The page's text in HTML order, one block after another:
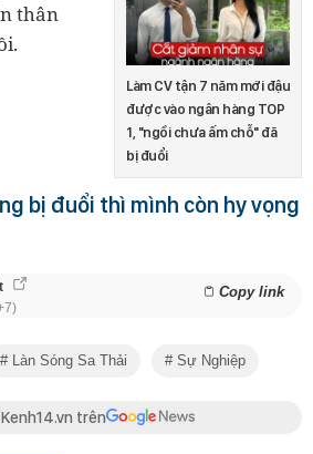
Làm CV tận 7 năm mới đậu
được vào ngân hàng TOP
1, "ngồi chưa ấm chỗ" đã
bị đuổi
thân
bị đuổi thì mình còn hy vọng
Copy link
Làn Sóng Sa Thải Sự Nghiệp
trên